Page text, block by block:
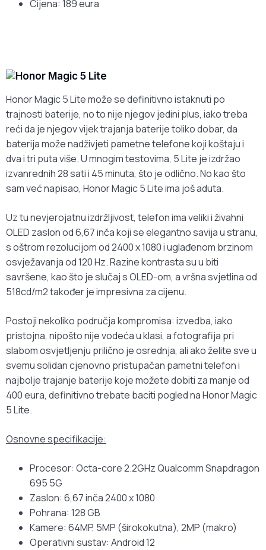
Cijena: 189 eura
Honor Magic 5 Lite može se definitivno istaknuti po
trajnosti baterije, no to nije njegov jedini plus, iako treba
reći da je njegov vijek trajanja baterije toliko dobar, da
baterija može nadživjeti pametne telefone koji koštaju i
dva i tri puta više. U mnogim testovima, 5 Lite je izdržao
izvanrednih 28 sati i 45 minuta, što je odlično. No kao što
sam već napisao, Honor Magic 5 Lite ima još aduta.
Uz tu nevjerojatnu izdržljivost, telefon ima veliki i živahni
OLED zaslon od 6,67 inča koji se elegantno savija u stranu,
s oštrom rezolucijom od 2400 x 1080 i uglađenom brzinom
osvježavanja od 120 Hz. Razine kontrasta su u biti
savršene, kao što je slučaj s OLED-om, a vršna svjetlina od
518cd/m2 također je impresivna za cijenu.
Postoji nekoliko područja kompromisa: izvedba, iako
pristojna, nipošto nije vodeća u klasi, a fotografija pri
slabom osvjetljenju prilično je osrednja, ali ako želite sve u
svemu solidan cjenovno pristupačan pametni telefon i
najbolje trajanje baterije koje možete dobiti za manje od
400 eura, definitivno trebate baciti pogled na Honor Magic
5 Lite.
Osnovne specifikacije:
Procesor: Octa-core 2.2GHz Qualcomm Snapdragon
695 5G
Zaslon: 6,67 inča 2400 x 1080
Pohrana: 128 GB
Kamere: 64MP, 5MP (širokokutna), 2MP (makro)
Operativni sustav: Android 12